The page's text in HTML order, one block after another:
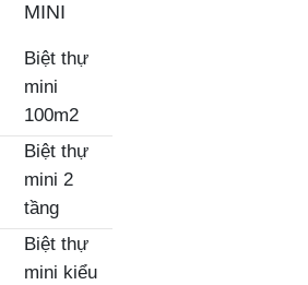
MINI
Biệt thự
mini
100m2
Biệt thự
mini 2
tầng
Biệt thự
mini kiểu